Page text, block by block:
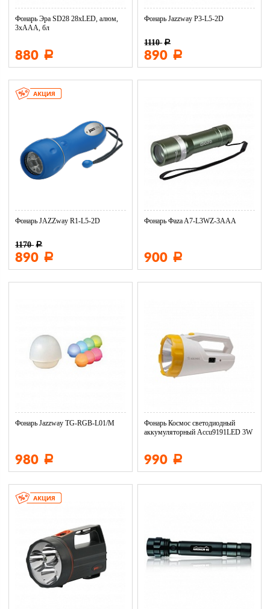
Фонарь Эра SD28 28xLED, алюм,
3хААА, бл
880 Р
Фонарь Jazzway P3-L5-2D
1110 Р
890 Р
Фонарь JAZZway R1-L5-2D
1170 Р
890 Р
Фонарь Фaza A7-L3WZ-3AAA
900 Р
Фонарь Jazzway TG-RGB-L01/M
980 Р
Фонарь Космос светодиодный
аккумуляторный Accu9191LED 3W
990 Р